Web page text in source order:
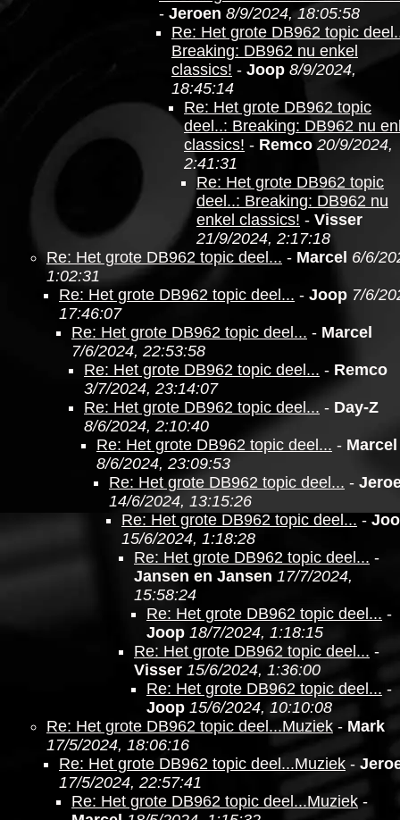
- Jeroen 8/9/2024, 18:05:58
Re: Het grote DB962 topic
Breaking: DB962 nu enkel
classics! - Joop 8/9/2024,
18:45:14
Re: Het grote DB962 topic
deel..: Breaking: DB962 nu
classics! - Remco 20/9/2024,
2:41:31
Re: Het grote DB962 topic
deel..: Breaking: DB962 nu
enkel classics! - Visser
21/9/2024, 2:17:18
Re: Het grote DB962 topic deel... - Marcel 6/6/
1:02:31
Re: Het grote DB962 topic deel... - Joop 7/6/
17:46:07
Re: Het grote DB962 topic deel... - Marcel
7/6/2024, 22:53:58
Re: Het grote DB962 topic deel... - Remco
3/7/2024, 23:14:07
Re: Het grote DB962 topic deel... - Day-Z
8/6/2024, 2:10:40
Re: Het grote DB962 topic deel... - Marcel
8/6/2024, 23:09:53
Re: Het grote DB962 topic deel... -
14/6/2024, 13:15:26
Re: Het grote DB962 topic deel... -
15/6/2024, 1:18:28
Re: Het grote DB962 topic deel... -
Jansen en Jansen 17/7/2024,
15:58:24
Re: Het grote DB962 topic deel... -
Joop 18/7/2024, 1:18:15
Re: Het grote DB962 topic deel... -
Visser 15/6/2024, 1:36:00
Re: Het grote DB962 topic deel... -
Joop 15/6/2024, 10:10:08
Re: Het grote DB962 topic deel...Muziek - Mark
17/5/2024, 18:06:16
Re: Het grote DB962 topic deel...Muziek -
17/5/2024, 22:57:41
Re: Het grote DB962 topic deel...Muziek -